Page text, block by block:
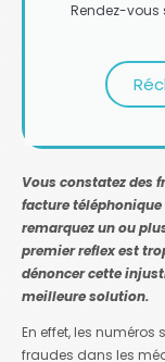
Rendez-vous
Vous constatez des
facture téléphonique
remarquez un ou
premier reflex est
dénoncer cette
meilleure solution.
En effet, les
fraudes dans les